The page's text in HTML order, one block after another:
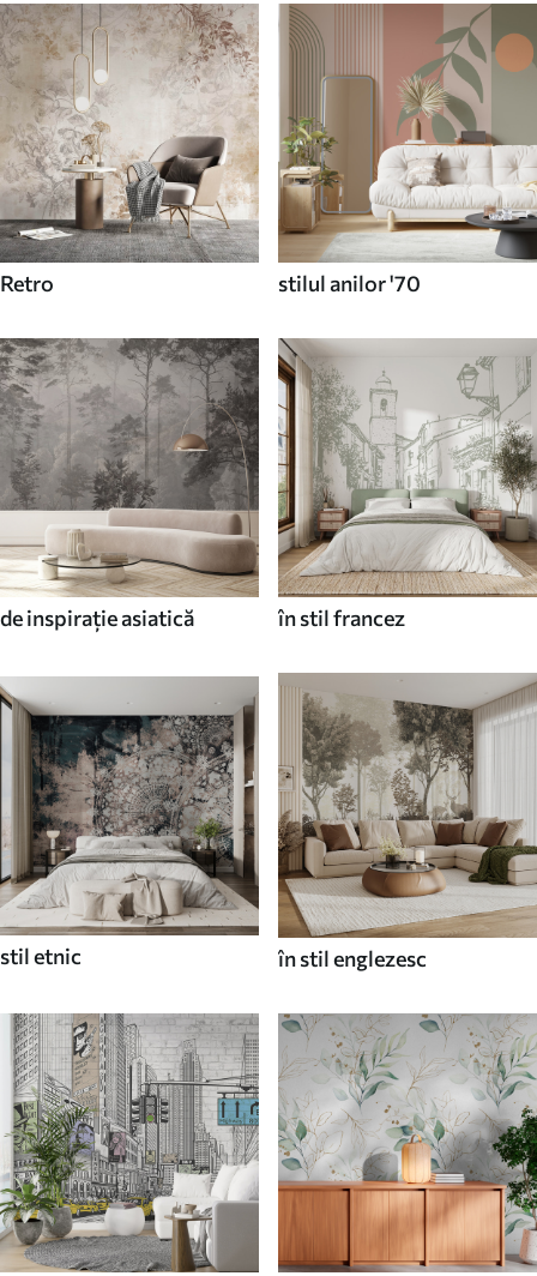
Retro stilul anilor '70
de inspirație asiatică în stil francez
stil etnic în stil englezesc